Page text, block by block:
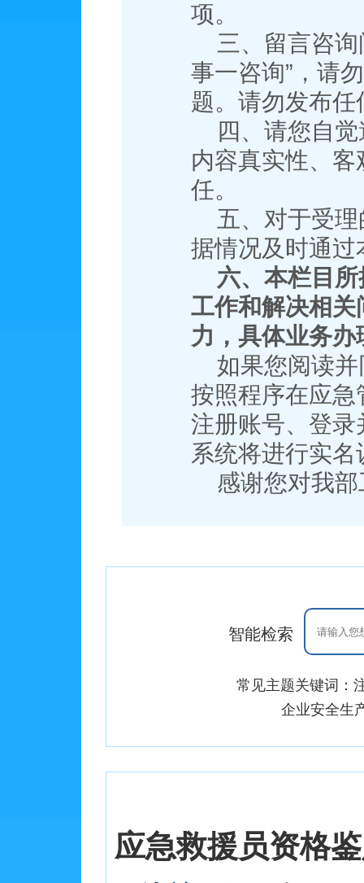
项。
三、留言咨
事一咨询”，请
题。请勿发布
四、请您自
内容真实性、
任。
五、对于受
据情况及时通
六、本栏目
工作和解决相
力，具体业务
如果您阅读
按照程序在应急
注册账号、登
系统将进行实
感谢您对我
智能检索
常见主题关键词：
企业安全生
应急救援员资格